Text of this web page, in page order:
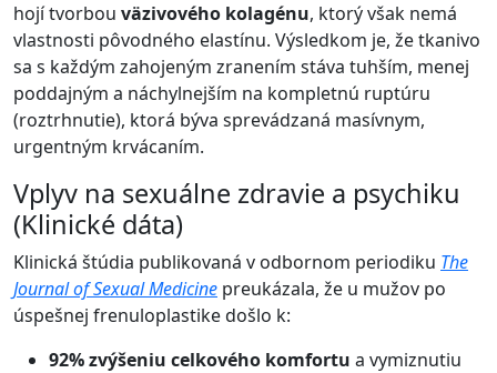
hojí tvorbou väzivového kolagénu, ktorý však nemá
vlastnosti pôvodného elastínu. Výsledkom je, že tkanivo
sa s každým zahojeným zranením stáva tuhším, menej
poddajným a náchylnejším na kompletnú ruptúru
(roztrhnutie), ktorá býva sprevádzaná masívnym,
urgentným krvácaním.
Vplyv na sexuálne zdravie a psychiku
(Klinické dáta)
Klinická štúdia publikovaná v odbornom periodiku The
Journal of Sexual Medicine preukázala, že u mužov po
úspešnej frenuloplastike došlo k:
92% zvýšeniu celkového komfortu a vymiznutiu